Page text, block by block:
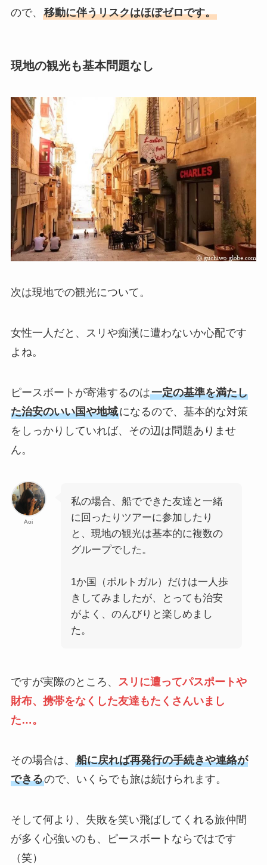
ので、 移動に伴うリスクはほぼゼロです。
現地の観光も基本問題なし
次は現地での観光について。
女性一人だと、スリや痴漢に遭わないか心配です
よね。
ピースボートが寄港するのは一定の基準を満たし
た治安のいい国や地域になるので、基本的な対策
をしっかりしていれば、その辺は問題ありませ
ん。
Aoi
私の場合、船でできた友達と一緒
に回ったりツアーに参加したり
と、現地の観光は基本的に複数の
グループでした。
1か国（ポルトガル）だけは一人歩
きしてみましたが、とっても治安
がよく、のんびりと楽しめまし
た。
ですが実際のところ、
スリに遭ってパスポートや
財布、携帯をなくした友達もたくさんいまし
た…。
その場合は、 船に戻れば再発行の手続きや連絡が
できるので、いくらでも旅は続けられます。
そして何より、失敗を笑い飛ばしてくれる旅仲間
が多く心強いのも、ピースボートならではです
（笑）